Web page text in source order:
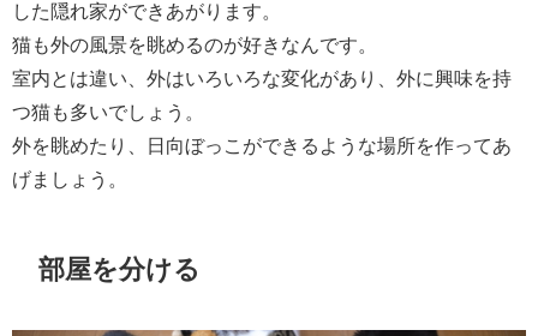
した隠れ家ができあがります。
猫も外の風景を眺めるのが好きなんです。
室内とは違い、外はいろいろな変化があり、外に興味を持
つ猫も多いでしょう。
外を眺めたり、日向ぼっこができるような場所を作ってあ
げましょう。
部屋を分ける